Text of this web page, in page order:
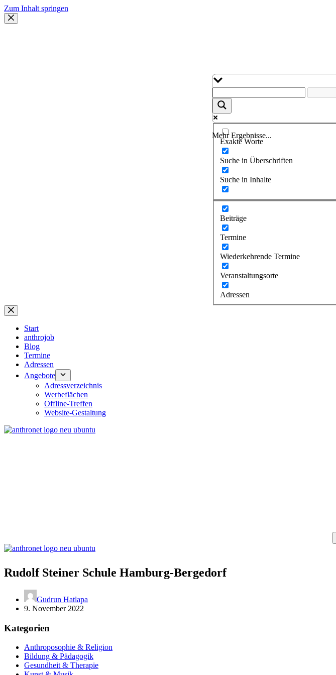
Zum Inhalt springen
Mehr Ergebnisse...
Exakte Worte
Suche in Überschriften
Suche in Inhalte
Beiträge
Termine
Wiederkehrende Termine
Veranstaltungsorte
Adressen
Start
anthrojob
Blog
Termine
Adressen
Angebote
Adressverzeichnis
Werbeflächen
Offline-Treffen
Website-Gestaltung
Rudolf Steiner Schule Hamburg-Bergedorf
Gudrun Hatlapa
9. November 2022
Kategorien
Anthroposophie & Religion
Bildung & Pädagogik
Gesundheit & Therapie